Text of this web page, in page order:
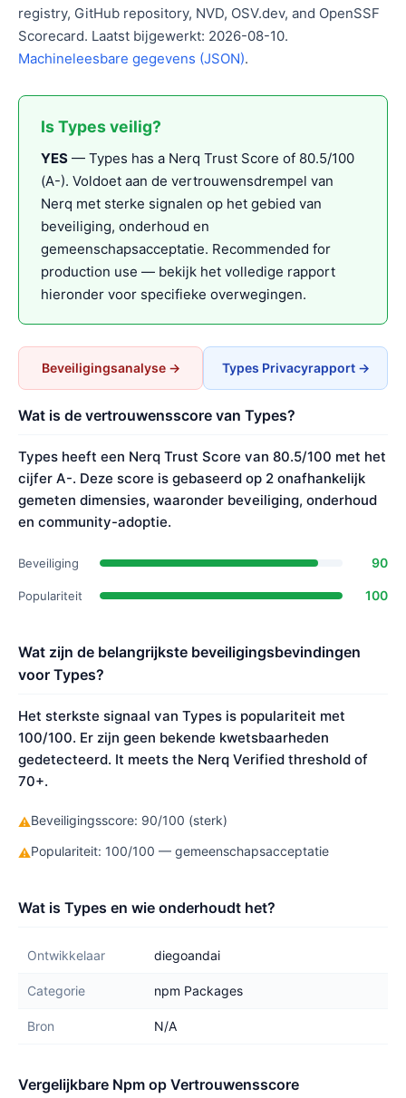
registry, GitHub repository, NVD, OSV.dev, and OpenSSF
Scorecard. Laatst bijgewerkt: 2026-08-10.
Machineleesbare gegevens (JSON).
Is Types veilig?
YES — Types has a Nerq Trust Score of 80.5/100
(A-). Voldoet aan de vertrouwensdrempel van
Nerq met sterke signalen op het gebied van
beveiliging, onderhoud en
gemeenschapsacceptatie. Recommended for
production use — bekijk het volledige rapport
hieronder voor specifieke overwegingen.
Beveiligingsanalyse → Types Privacyrapport →
Wat is de vertrouwensscore van Types?
Types heeft een Nerq Trust Score van 80.5/100 met het
cijfer A-. Deze score is gebaseerd op 2 onafhankelijk
gemeten dimensies, waaronder beveiliging, onderhoud
en community-adoptie.
Beveiliging 90
Populariteit 100
Wat zijn de belangrijkste beveiligingsbevindingen
voor Types?
Het sterkste signaal van Types is populariteit met
100/100. Er zijn geen bekende kwetsbaarheden
gedetecteerd. It meets the Nerq Verified threshold of
70+.
⚠Beveiligingsscore: 90/100 (sterk)
⚠Populariteit: 100/100 — gemeenschapsacceptatie
Wat is Types en wie onderhoudt het?
Ontwikkelaar diegoandai
Categorie npm Packages
Bron N/A
Vergelijkbare Npm op Vertrouwensscore